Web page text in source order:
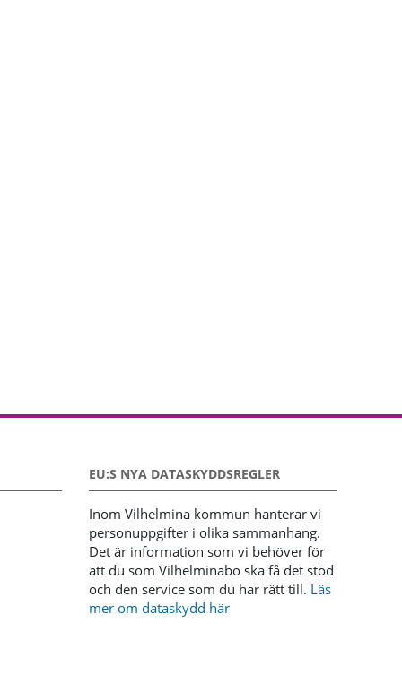
EU:S NYA DATASKYDDSREGLER
Inom Vilhelmina kommun hanterar vi
personuppgifter i olika sammanhang.
Det är information som vi behöver för
att du som Vilhelminabo ska få det stöd
och den service som du har rätt till. Läs
mer om dataskydd här